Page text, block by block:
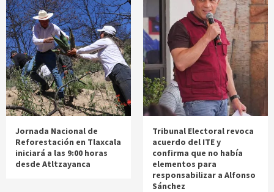
Jornada Nacional de
Reforestación en Tlaxcala
iniciará a las 9:00 horas
desde Atltzayanca
Tribunal Electoral revoca
acuerdo del ITE y
confirma que no había
elementos para
responsabilizar a Alfonso
Sánchez